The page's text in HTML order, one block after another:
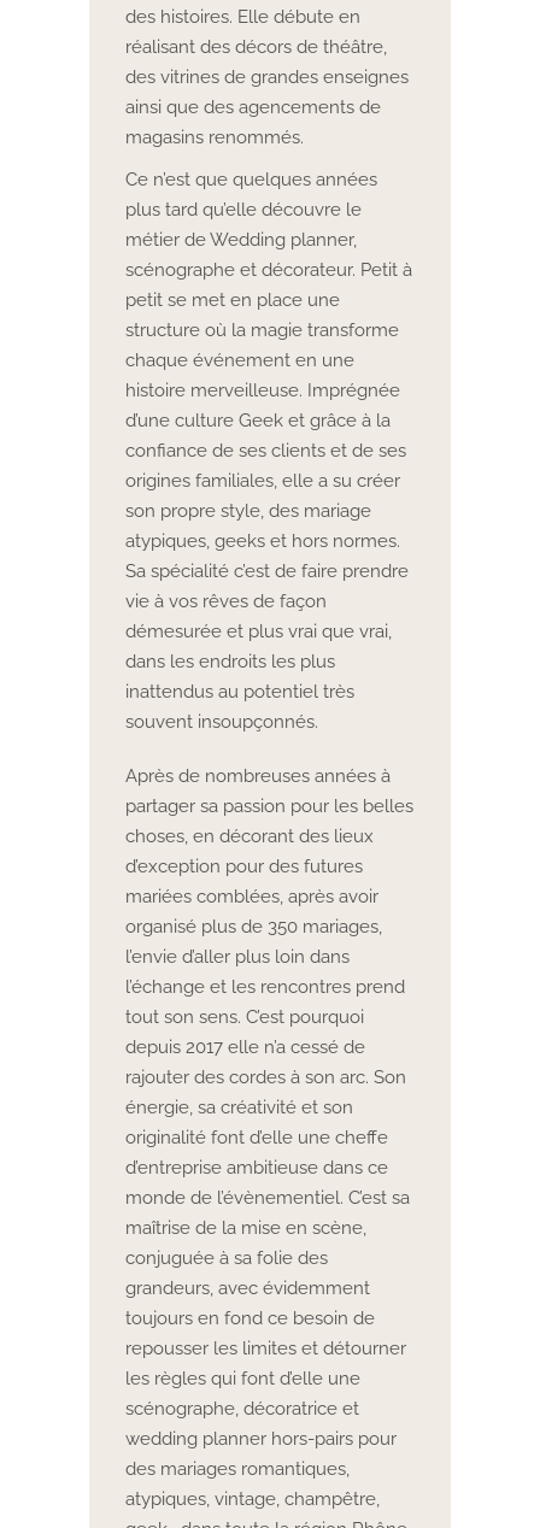
des histoires. Elle débute en
réalisant des décors de théâtre,
des vitrines de grandes enseignes
ainsi que des agencements de
magasins renommés.
Ce n’est que quelques années
plus tard qu’elle découvre le
métier de Wedding planner,
scénographe et décorateur. Petit à
petit se met en place une
structure où la magie transforme
chaque événement en une
histoire merveilleuse. Imprégnée
d’une culture Geek et grâce à la
confiance de ses clients et de ses
origines familiales, elle a su créer
son propre style, des mariage
atypiques, geeks et hors normes.
Sa spécialité c’est de faire prendre
vie à vos rêves de façon
démesurée et plus vrai que vrai,
dans les endroits les plus
inattendus au potentiel très
souvent insoupçonnés.
Après de nombreuses années à
partager sa passion pour les belles
choses, en décorant des lieux
d’exception pour des futures
mariées comblées, après avoir
organisé plus de 350 mariages,
l’envie d’aller plus loin dans
l’échange et les rencontres prend
tout son sens. C’est pourquoi
depuis 2017 elle n’a cessé de
rajouter des cordes à son arc. Son
énergie, sa créativité et son
originalité font d’elle une cheffe
d’entreprise ambitieuse dans ce
monde de l’évènementiel. C’est sa
maîtrise de la mise en scène,
conjuguée à sa folie des
grandeurs, avec évidemment
toujours en fond ce besoin de
repousser les limites et détourner
les règles qui font d’elle une
scénographe, décoratrice et
wedding planner hors-pairs pour
des mariages romantiques,
atypiques, vintage, champêtre,